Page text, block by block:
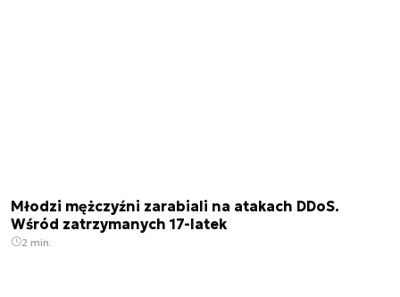
Młodzi mężczyźni zarabiali na atakach DDoS.
Wśród zatrzymanych 17-latek
2 min.